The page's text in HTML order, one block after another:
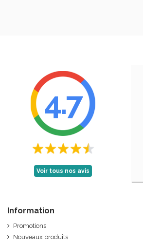
4.7
Voir tous nos avis
le disait ma grand-mère, qu'il faut
Information
Promotions
Nouveaux produits